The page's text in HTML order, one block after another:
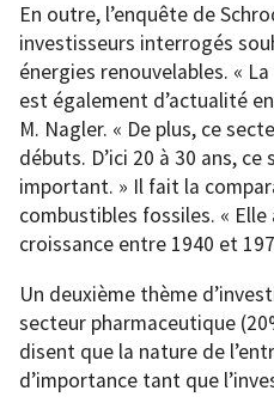
En outre, l’enquête de
investisseurs interrogés
énergies renouvelables. «
est également d’actualité
M. Nagler. « De plus, ce
débuts. D’ici 20 à 30 ans,
important. » Il fait la
combustibles fossiles. «
croissance entre 1940 et
Un deuxième thème
secteur pharmaceutique
disent que la nature de
d’importance tant que